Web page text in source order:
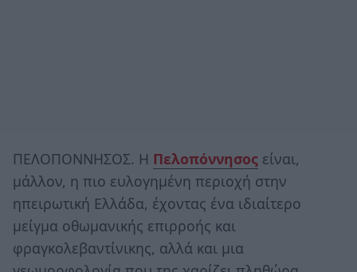
ΠΕΛΟΠΟΝΝΗΣΟΣ. Η Πελοπόννησος είναι,
μάλλον, η πιο ευλογημένη περιοχή στην
ηπειρωτική Ελλάδα, έχοντας ένα ιδιαίτερο
μείγμα οθωμανικής επιρροής και
φραγκολεβαντίνικης, αλλά και μια